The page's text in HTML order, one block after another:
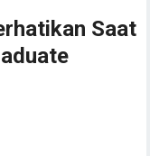
Saat